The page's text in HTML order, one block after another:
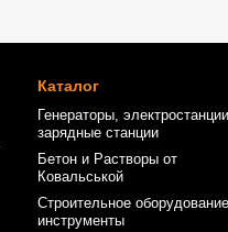
Каталог
Генераторы,
зарядные станции
Бетон и Растворы от
Ковальськой
Строительное
инструменты